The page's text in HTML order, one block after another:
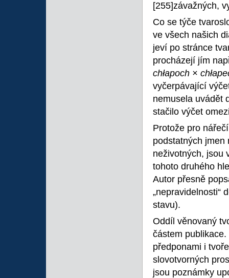
[255]závažných,
Co se týče
ve všech našich
jeví po stránce
procházejí jím
chłapoch ×
vyčerpávající
nemusela uvádět
stačilo výčet
Protože pro
podstatných jmen
neživotných, jsou
tohoto druhého
Autor přesně
„nepravidelnosti“
stavu).
Oddíl věnovaný
částem
předponami i
slovotvorných
jsou poznámky